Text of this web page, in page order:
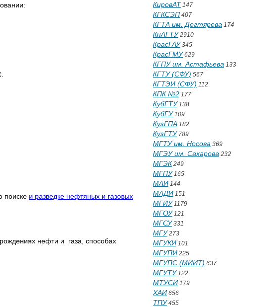
поиске и разведке нефтяных и газовых
нефти и газа, способах
КировАТ 147
КГКСЭП 407
КГТА им. Дегтярева 174
КнАГТУ2910
КрасГАУ345
КрасГМУ629
КГПУ им. Астафьева 133
КГТУ (СФУ) 567
КГТЭИ (СФУ) 112
КПК №2 177
КубГТУ138
КубГУ109
КузГПА 182
КузГТУ789
МГТУ им. Носова 369
МГЭУ им. Сахарова 232
МГЭК 249
МГПУ165
МАИ 144
МАДИ 151
МГИУ1179
МГОУ121
МГСУ331
МГУ273
МГУКИ 101
МГУПИ 225
МГУПС (МИИТ) 637
МГУТУ122
МТУСИ 179
ХАИ 656
ТПУ455